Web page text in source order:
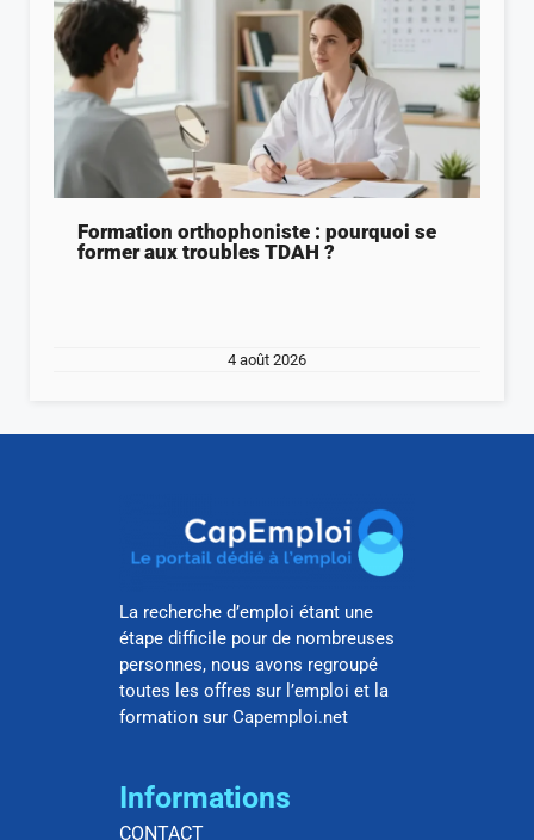
Formation orthophoniste : pourquoi se
former aux troubles TDAH ?
4 août 2026
La recherche d’emploi étant une
étape difficile pour de nombreuses
personnes, nous avons regroupé
toutes les offres sur l’emploi et la
formation sur Capemploi.net
Informations
CONTACT